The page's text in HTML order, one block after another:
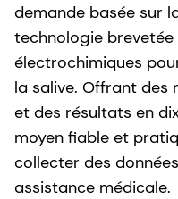
demande basée sur
technologie
électrochimiques
la salive. Offrant des
et des résultats en
moyen fiable et
collecter des
assistance médicale.